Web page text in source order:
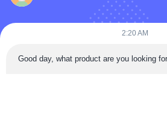
2:20 AM
Good day, what product are you looking